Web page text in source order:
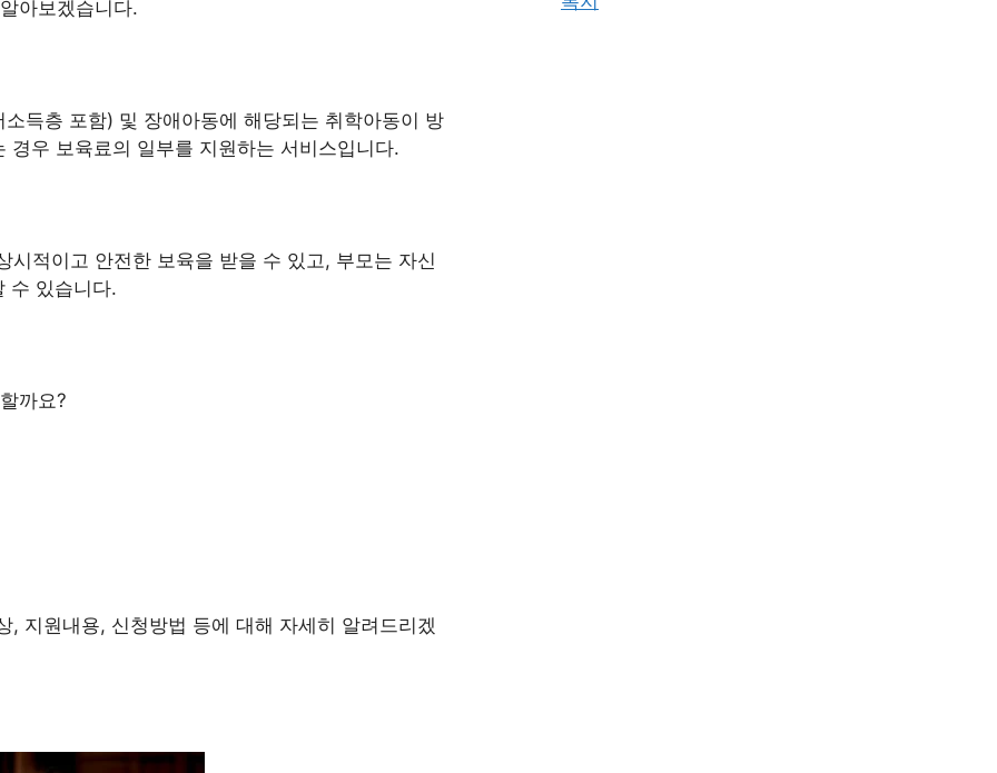
아보겠습니다.
득층 포함) 및 장애아동에 해당되는 취학아동이 방
우 보육료의 일부를 지원하는 서비스입니다.
적이고 안전한 보육을 받을 수 있고, 부모는 자신
수 있습니다.
까요?
지원내용, 신청방법 등에 대해 자세히 알려드리겠